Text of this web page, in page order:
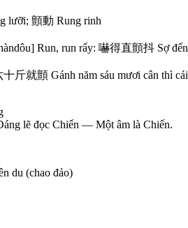
g lưỡi; 顫動 Rung rinh
àndôu] Run, run rẩy: 嚇得直顫抖 Sợ đến
十斤就顫 Gánh năm sáu mươi cân thì cái
áng le đọc Chiến — Một âm là Chiến.
n du (chao đảo)